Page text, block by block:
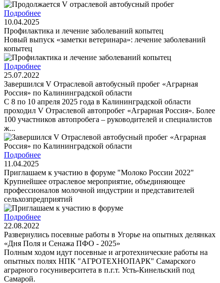
Подробнее
10.04.2025
Профилактика и лечение заболеваний копытец
Новый выпуск «заметки ветеринара»: лечение заболеваний
копытец
Подробнее
25.07.2022
Завершился V Отраслевой автобусный пробег «Аграрная
Россия» по Калининградской области
С 8 по 10 апреля 2025 года в Калининградской области
проходил V Отраслевой автопробег «Аграрная Россия». Более
100 участников автопробега – руководителей и специалистов
ж...
Подробнее
11.04.2025
Приглашаем к участию в форуме "Молоко России 2022"
Крупнейшее отраслевое мероприятие, объединяющее
профессионалов молочной индустрии и представителей
сельхозпредприятий
Подробнее
22.08.2022
Развернулись посевные работы в Угорье на опытных делянках
«Дня Поля и Сенажа ПФО - 2025»
Полным ходом идут посевные и агротехнические работы на
опытных полях НПК "АГРОТЕХНОПАРК" Самарского
аграрного госуниверситета в п.г.т. Усть-Кинельский под
Самарой.